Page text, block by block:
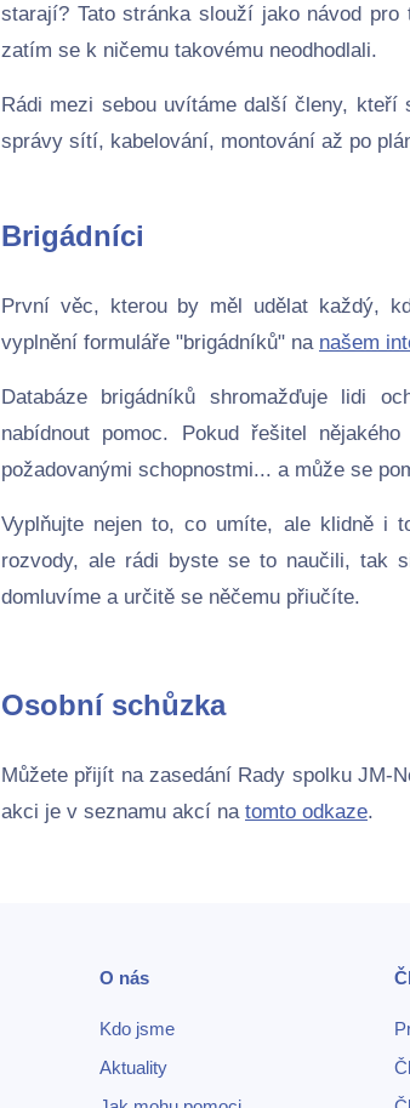
starají? Tato stránka slouží jako návod
zatím se k ničemu takovému neodhodlali.
Rádi mezi sebou uvítáme další členy,
správy sítí, kabelování, montování až po
Brigádníci
První věc, kterou by měl udělat každý,
vyplnění formuláře "brigádníků" na našem
Databáze brigádníků shromažďuje lidi
nabídnout pomoc. Pokud řešitel
požadovanými schopnostmi... a může se
Vyplňujte nejen to, co umíte, ale klidně i
rozvody, ale rádi byste se to naučili, tak
domluvíme a určitě se něčemu přiučíte.
Osobní schůzka
Můžete přijít na zasedání Rady spolku JM-
akci je v seznamu akcí na tomto odkaze.
O nás
Kdo jsme
Aktuality